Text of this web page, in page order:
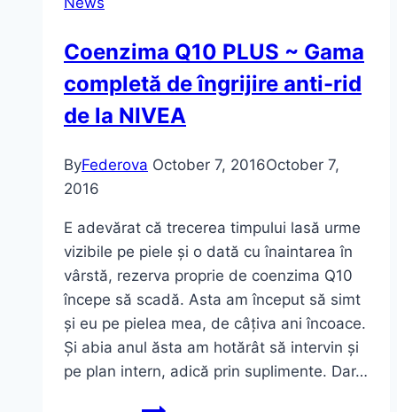
Coenzima Q10 PLUS ~ Gama
completă de îngrijire anti-rid
de la NIVEA
ByFederova October 7, 2016October 7,
2016
E adevărat că trecerea timpului lasă urme
vizibile pe piele și o dată cu înaintarea în
vârstă, rezerva proprie de coenzima Q10
începe să scadă. Asta am început să simt
și eu pe pielea mea, de câțiva ani încoace.
Și abia anul ăsta am hotărât să intervin și
pe plan intern, adică prin suplimente. Dar…